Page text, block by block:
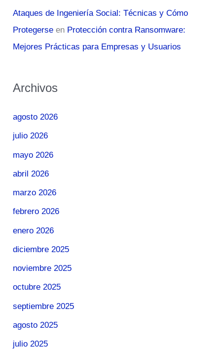
Ataques de Ingeniería Social: Técnicas y Cómo
Protegerse en Protección contra Ransomware:
Mejores Prácticas para Empresas y Usuarios
Archivos
agosto 2026
julio 2026
mayo 2026
abril 2026
marzo 2026
febrero 2026
enero 2026
diciembre 2025
noviembre 2025
octubre 2025
septiembre 2025
agosto 2025
julio 2025